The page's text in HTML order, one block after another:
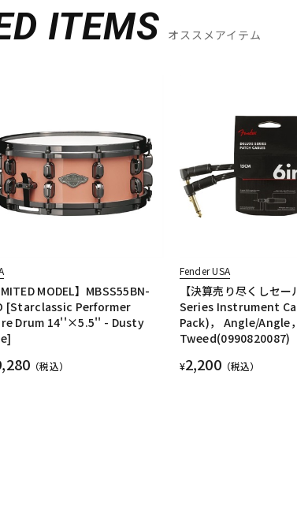
ITEMS オススメアイテム
MODEL】MBSS55BN-
[Starclassic Performer
Drum 14''×5.5'' - Dusty
（税込）
Fender USA
【決算売り尽くしセ
Series Instrument
Pack)， Angle/Angle
Tweed(0990820087)
¥2,200（税込）